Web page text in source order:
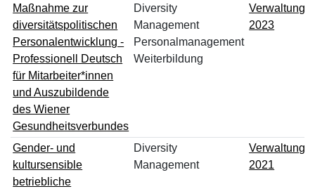
Maßnahme zur
diversitätspolitischen
Personalentwicklung -
Professionell Deutsch
für Mitarbeiter*innen
und Auszubildende
des Wiener
Gesundheitsverbundes
Diversity
Management
Personalmanagement
Weiterbildung
2023
Gender- und
kultursensible
betriebliche
Diversity
Management
2021